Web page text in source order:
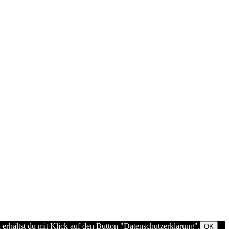
du mit Klick auf den Button "Datenschutzerklärung". OK